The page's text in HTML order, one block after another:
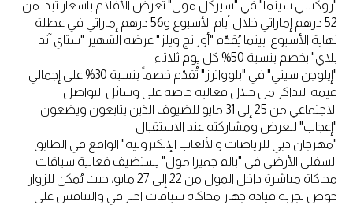
"روكسي سينما" في "سيركل مول" تعرض الأفلام بأسعار تبدأ من
52 درهم إماراتي خلال أيام الأسبوع و56 درهم إماراتي في عطلة
نهاية الأسبوع، بينما يُقدّم "أورانج ويلز" عرضه الشهير "ستاي آند
بلاي" بخصم بنسبة 50% كل يوم ثلاثاء
"إيلوجن سيتي" في "بلوواترز" تُقدّم خصماً بنسبة 30% على إجمالي
قيمة التذاكر من خلال فعالية خاصة على وسائل التواصل
الاجتماعي من 25 إلى 31 مايو للضيوف الذين يتابعون ويضعون
"إعجاب" للعرض ومشاركته عند الاستقبال
"مهرجان دبي للرياضات والألعاب الإلكترونية" الواقع في الطابق
السفلي الأرضي في "بالم جميرا مول" يستضيف فعالية سباقات
محاكاة مباشرة داخل المول من 22 إلى 27 مايو، حيث يُمكن للزوار
خوض تجربة قيادة جهاز محاكاة سباقات احترافي والتنافس على